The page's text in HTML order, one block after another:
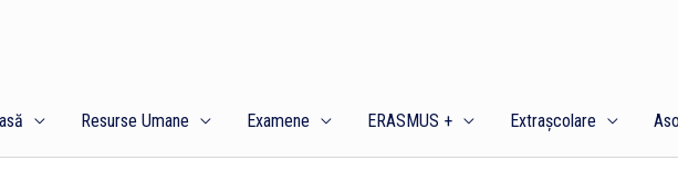
Resurse Umane Examene ERASMUS + Extrașcolare